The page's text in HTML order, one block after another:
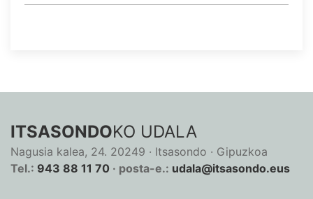
ITSASONDOKO UDALA
Nagusia kalea, 24. 20249 · Itsasondo · Gipuzkoa
Tel.: 943 88 11 70 · posta-e.: udala@itsasondo.eus